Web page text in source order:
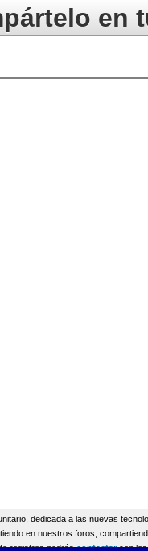
en
dedicada a las nuevas
en nuestros foros,
te registres podráscontactarcon los